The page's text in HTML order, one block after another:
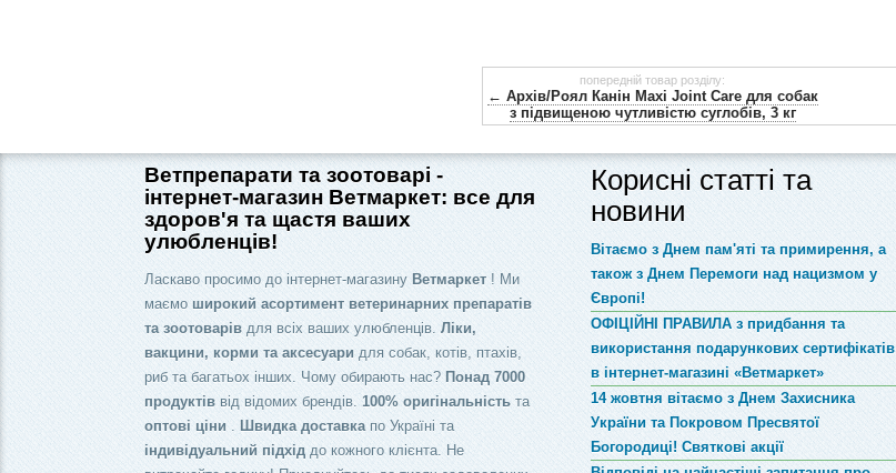
попередній товар розділу:
← Архів/Роял Канін Maxi Joint Care для собак
з підвищеною чутливістю суглобів, 3 кг
Ветпрепарати та зоотоварі -
інтернет-магазин Ветмаркет: все для
здоров'я та щастя ваших
улюбленців!
Ласкаво просимо до інтернет-магазину Ветмаркет ! Ми
маємоширокий асортимент ветеринарних препаратів
та зоотоварів для всіх ваших улюбленців.Ліки,
вакцини, корми та аксесуаридля собак, котів, птахів,
риб та багатьох інших. Чому обирають нас? Понад 7000
продуктів від відомих брендів.100% оригінальність та
оптові ціни. Швидка доставкапо Україні та
індивідуальний підхід до кожного клієнта. Не
Корисні статті та
новини
Вітаємо з Днем пам'яті та примирення, а
також з Днем Перемоги над нацизмом у
Європі!
ОФІЦІЙНІ ПРАВИЛА з придбання та
використання подарункових сертифікатів
в інтернет-магазині «Ветмаркет»
14 жовтня вітаємо з Днем Захисника
України та Покровом Пресвятої
Богородиці! Святкові акції